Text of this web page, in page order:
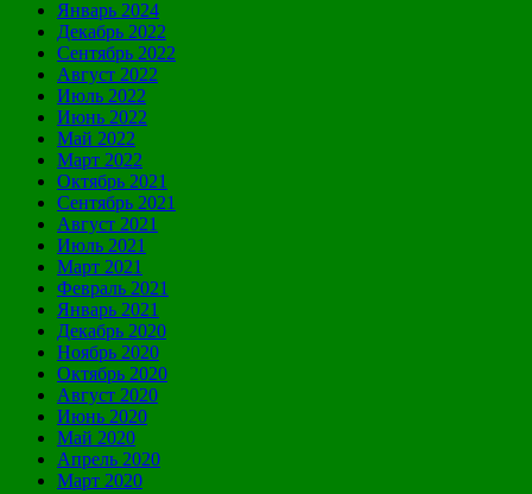
Январь 2024
Декабрь 2022
Сентябрь 2022
Август 2022
Июль 2022
Июнь 2022
Май 2022
Март 2022
Октябрь 2021
Сентябрь 2021
Август 2021
Июль 2021
Март 2021
Февраль 2021
Январь 2021
Декабрь 2020
Ноябрь 2020
Октябрь 2020
Август 2020
Июнь 2020
Май 2020
Апрель 2020
Март 2020